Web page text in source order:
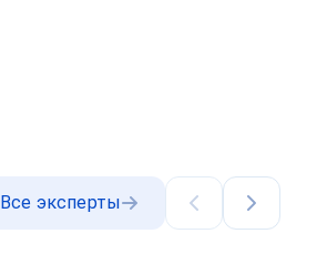
Все эксперты
Назад Далее